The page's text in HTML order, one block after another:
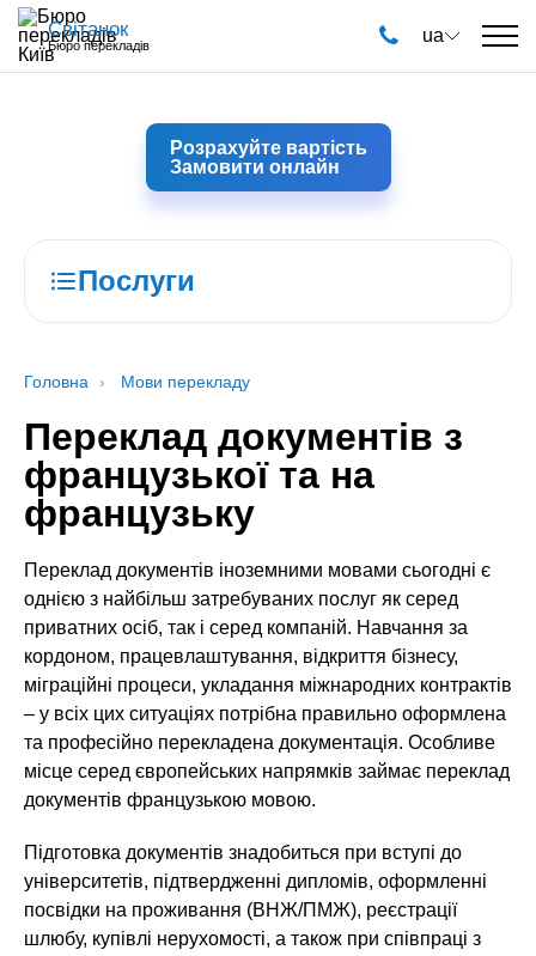
Світанок
Бюро перекладів ua
Розрахуйте вартість
Замовити онлайн
Послуги
Головна Мови перекладу
Переклад документів з
французької та на
французьку
Переклад документів іноземними мовами сьогодні є
однією з найбільш затребуваних послуг як серед
приватних осіб, так і серед компаній. Навчання за
кордоном, працевлаштування, відкриття бізнесу,
міграційні процеси, укладання міжнародних контрактів
– у всіх цих ситуаціях потрібна правильно оформлена
та професійно перекладена документація. Особливе
місце серед європейських напрямків займає переклад
документів французькою мовою.
Підготовка документів знадобиться при вступі до
університетів, підтвердженні дипломів, оформленні
посвідки на проживання (ВНЖ/ПМЖ), реєстрації
шлюбу, купівлі нерухомості, а також при співпраці з